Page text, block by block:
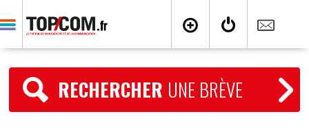
RECHERCHER UNE BRÈVE